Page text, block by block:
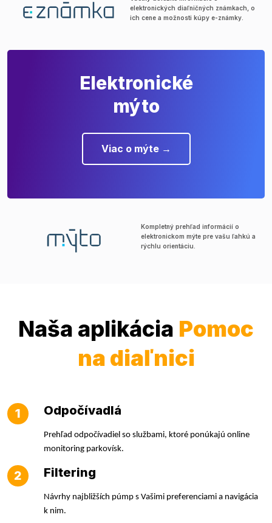
elektronických diaľničných známkach, o
ich cene a možnosti kúpy e-známky.
Elektronické
mýto
Viac o mýte →
Kompletný prehľad informácií o
elektronickom mýte pre vašu ľahkú a
rýchlu orientáciu.
Naša aplikácia Pomoc
na diaľnici
Odpočívadlá
Prehľad odpočívadiel so službami, ktoré ponúkajú online
monitoring parkovísk.
1
Filtering
Návrhy najbližších púmp s Vašimi preferenciami a navigácia
k nim.
2